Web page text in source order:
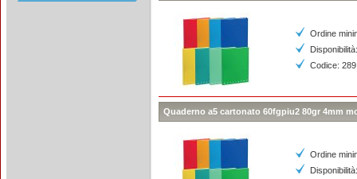
Ordine
Codice:
Quaderno a5 cartonato 60fgpiu2 80gr 4mm
Ordine